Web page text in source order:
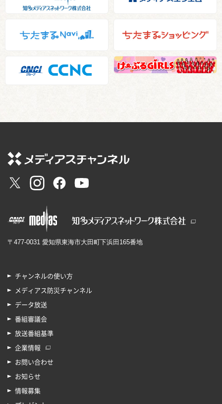
〒477-0031 愛知県東海市大田町下浜田165番地
チャンネルの使い方
メディアス防災チャンネル
データ放送
番組審議会
放送番組基準
企業情報
お問い合わせ
お知らせ
情報募集